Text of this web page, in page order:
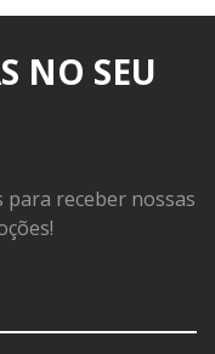
NO SEU
para receber nossas